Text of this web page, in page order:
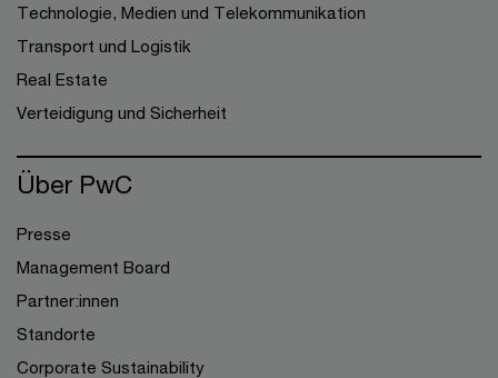
Technologie, Medien und Telekommunikation
Transport und Logistik
Real Estate
Verteidigung und Sicherheit
Über PwC
Presse
Management Board
Partner:innen
Standorte
Corporate Sustainability